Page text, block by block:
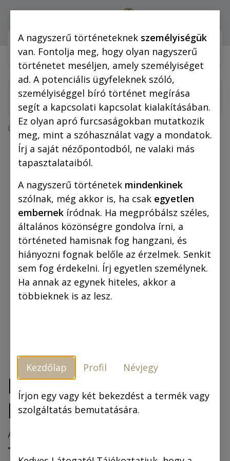
0
Webshop (mobilra)
Összes termék Mindent bele MEGAPACK
Mindent bele
MEGAPACK
A csomag tartalma:
• 10 Rejtő–Korcsmáros képregény,
A nagyszerű történeteknek személyiségük
van. Fontolja meg, hogy olyan nagyszerű
történetet meséljen, amely személyiséget
ad. A potenciális ügyfeleknek szóló,
személyiséggel bíró történet megírása
segít a kapcsolati kapcsolat kialakításában.
Ez olyan apró furcsaságokban mutatkozik
meg, mint a szóhasználat vagy a mondatok.
Írj a saját nézőpontodból, ne valaki más
tapasztalataiból.
A nagyszerű történetek mindenkinek
szólnak, még akkor is, ha csak egyetlen
embernek íródnak. Ha megpróbálsz széles,
általános közönségre gondolva írni, a
történeted hamisnak fog hangzani, és
hiányozni fognak belőle az érzelmek. Senkit
sem fog érdekelni. Írj egyetlen személynek.
Ha annak az egynek hiteles, akkor a
többieknek is az lesz.
Kezdőlap Profil Névjegy
Írjon egy vagy két bekezdést a termék vagy
szolgáltatás bemutatására.